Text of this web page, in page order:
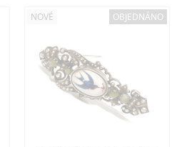
NOVÉ OBJEDNÁNO